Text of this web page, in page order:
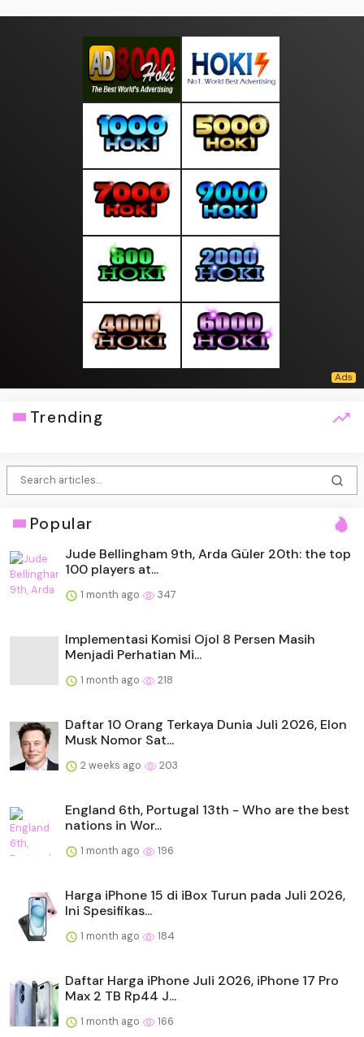
Trending
Popular
Jude Bellingham 9th, Arda Güler 20th: the top
100 players at...
1 month ago 347
Implementasi Komisi Ojol 8 Persen Masih
Menjadi Perhatian Mi...
1 month ago 218
Daftar 10 Orang Terkaya Dunia Juli 2026, Elon
Musk Nomor Sat...
2 weeks ago 203
England 6th, Portugal 13th - Who are the best
nations in Wor...
1 month ago 196
Harga iPhone 15 di iBox Turun pada Juli 2026,
Ini Spesifikas...
1 month ago 184
Daftar Harga iPhone Juli 2026, iPhone 17 Pro
Max 2 TB Rp44 J...
1 month ago 166